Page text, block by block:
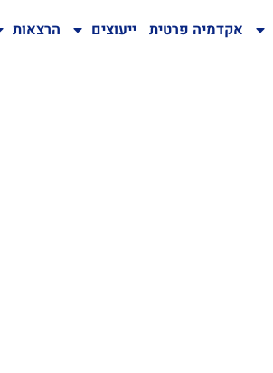
אקדמיה פרטית ייעוצים הרצאות